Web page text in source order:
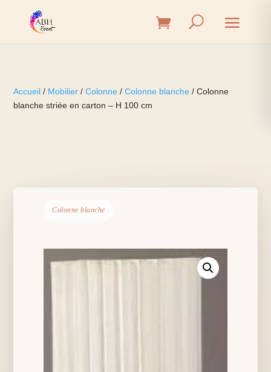
Accueil / Mobilier /Colonne /Colonne blanche / Colonne
blanche striée en carton – H 100 cm
Colonne blanche